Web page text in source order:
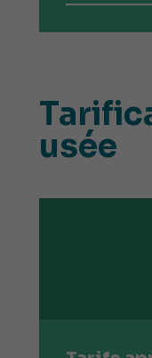
usée